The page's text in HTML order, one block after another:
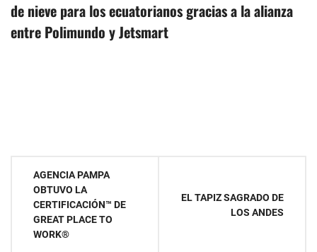
de nieve para los ecuatorianos gracias a la alianza
entre Polimundo y Jetsmart
Navegación
entradas
AGENCIA PAMPA
OBTUVO LA
CERTIFICACIÓN™ DE
GREAT PLACE TO
WORK®
EL TAPIZ SAGRADO DE
LOS ANDES